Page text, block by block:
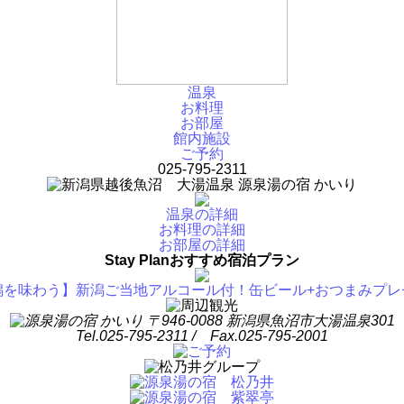
温泉
お料理
お部屋
館内施設
ご予約
025-795-2311
温泉の詳細
お料理の詳細
お部屋の詳細
Stay Planおすすめ宿泊プラン
味わう】新潟ご当地アルコール付！缶ビール+おつまみプ
〒946-0088 新潟県魚沼市大湯温泉301
Tel.025-795-2311 / Fax.025-795-2001